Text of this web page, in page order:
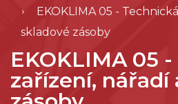
EKOKLIMA 05 -
skladové zásoby
EKOKLIMA 05
zařízení, nářadí